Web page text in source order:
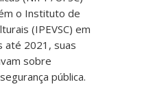
o Instituto de
(IPEVSC) em
até 2021, suas
sobre
pública.